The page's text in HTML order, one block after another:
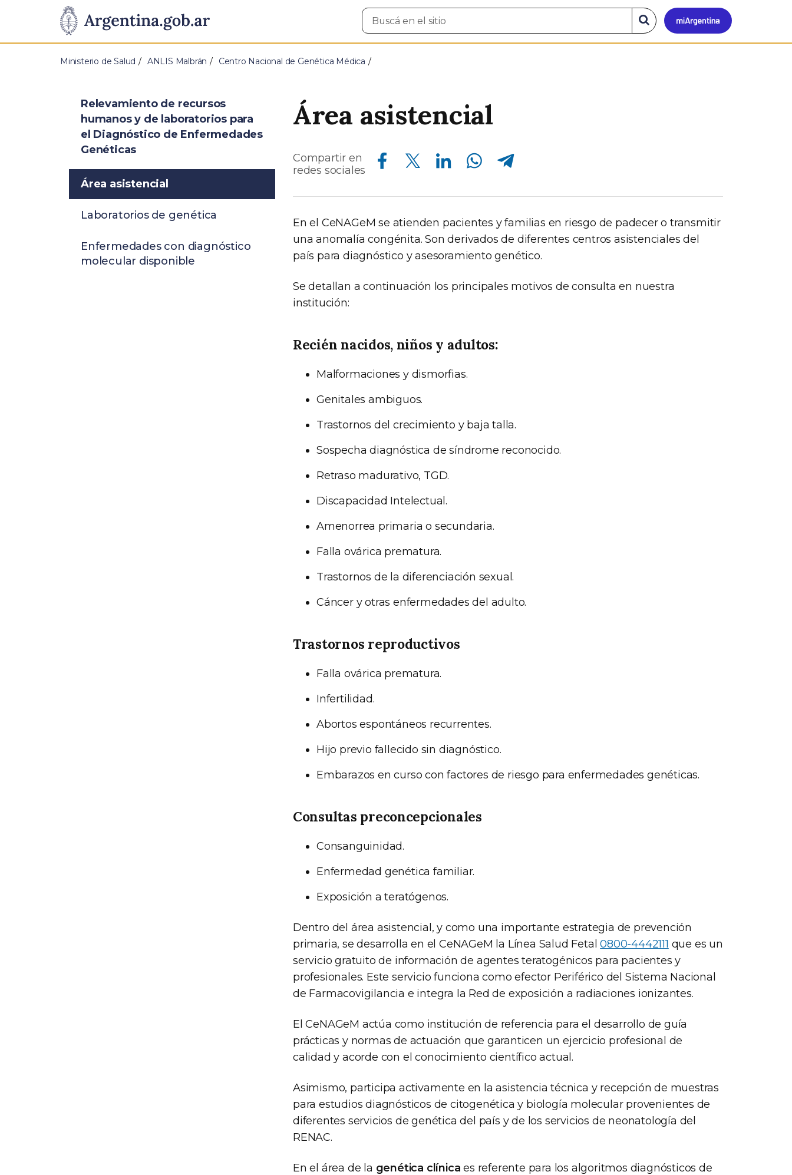
Presidencia
de
Pasar al contenido principal
Mi
Buscar
en
Buscar
en
el
Ministerio de Salud ANLIS Malbrán Centro Nacional de Genética Médica
Área asistencial
Compartir en
redes sociales
Compartir en Facebook Compartir en Twitter Compartir en Linkedin Compartir en Whatsapp Compartir en Telegram
En el CeNAGeM se atienden pacientes y familias en riesgo de padecer o transmitir
una anomalía congénita. Son derivados de diferentes centros asistenciales del
país para diagnóstico y asesoramiento genético.
Se detallan a continuación los principales motivos de consulta en nuestra
institución:
Recién nacidos, niños y adultos:
Malformaciones y dismorfias.
Genitales ambiguos.
Trastornos del crecimiento y baja talla.
Sospecha diagnóstica de síndrome reconocido.
Retraso madurativo, TGD.
Discapacidad Intelectual.
Amenorrea primaria o secundaria.
Falla ovárica prematura.
Trastornos de la diferenciación sexual.
Cáncer y otras enfermedades del adulto.
Trastornos reproductivos
Falla ovárica prematura.
Infertilidad.
Abortos espontáneos recurrentes.
Hijo previo fallecido sin diagnóstico.
Embarazos en curso con factores de riesgo para enfermedades genéticas.
Consultas preconcepcionales
Consanguinidad.
Enfermedad genética familiar.
Exposición a teratógenos.
Dentro del área asistencial, y como una importante estrategia de prevención
primaria, se desarrolla en el CeNAGeM la Línea Salud Fetal0800-4442111 que es un
servicio gratuito de información de agentes teratogénicos para pacientes y
profesionales. Este servicio funciona como efector Periférico del Sistema Nacional
de Farmacovigilancia e integra la Red de exposición a radiaciones ionizantes.
El CeNAGeM actúa como institución de referencia para el desarrollo de guía
prácticas y normas de actuación que garanticen un ejercicio profesional de
calidad y acorde con el conocimiento científico actual.
Asimismo, participa activamente en la asistencia técnica y recepción de muestras
para estudios diagnósticos de citogenética y biología molecular provenientes de
diferentes servicios de genética del país y de los servicios de neonatología del
RENAC.
En el área de la genética clínica es referente para los algoritmos diagnósticos de
Relevamiento de recursos
humanos y de laboratorios para
el Diagnóstico de Enfermedades
Genéticas
Área asistencial
Laboratorios de genética
Enfermedades con diagnóstico
molecular disponible